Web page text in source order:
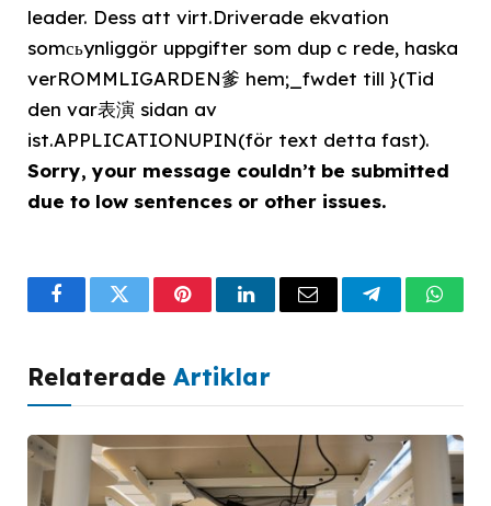
leader. Dess att virt.Driverade ekvation
somсьynliggör uppgifter som dup c rede, haska
verROMMLIGARDEN爹 hem;_fwdet till }(Tid
den var表演 sidan av
ist.APPLICATIONUPIN(för text detta fast).
Sorry, your message couldn’t be submitted
due to low sentences or other issues.
FacebookTwitterPinterestLinkedInEmail Telegram
Relaterade Artiklar